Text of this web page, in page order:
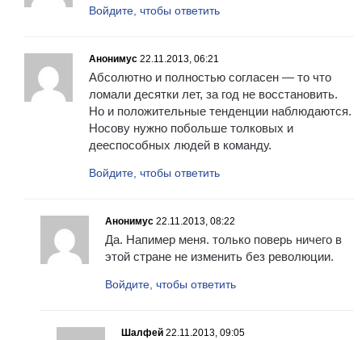
Войдите, чтобы ответить
Анонимус 22.11.2013, 06:21
Абсолютно и полностью согласен — то что
ломали десятки лет, за год не восстановить.
Но и положительные тенденции наблюдаются.
Носову нужно побольше толковых и
дееспособных людей в команду.
Войдите, чтобы ответить
Анонимус 22.11.2013, 08:22
Да. Напимер меня. только поверь ничего в
этой стране не изменить без революции.
Войдите, чтобы ответить
Шалфей 22.11.2013, 09:05